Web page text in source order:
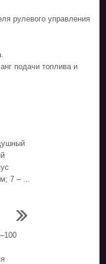
рулевого управления
подачи топлива и
7 – ...